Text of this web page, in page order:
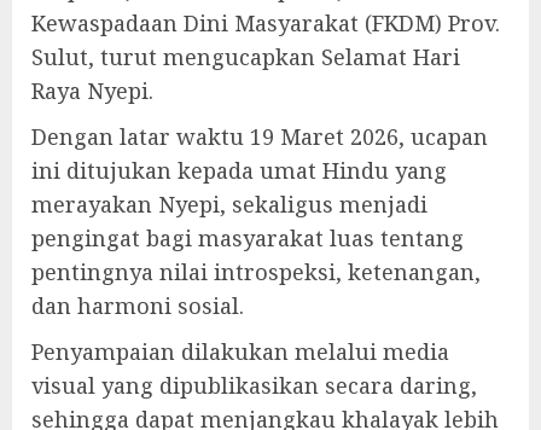
Kewaspadaan Dini Masyarakat (FKDM) Prov.
Sulut, turut mengucapkan Selamat Hari
Raya Nyepi.
Dengan latar waktu 19 Maret 2026, ucapan
ini ditujukan kepada umat Hindu yang
merayakan Nyepi, sekaligus menjadi
pengingat bagi masyarakat luas tentang
pentingnya nilai introspeksi, ketenangan,
dan harmoni sosial.
Penyampaian dilakukan melalui media
visual yang dipublikasikan secara daring,
sehingga dapat menjangkau khalayak lebih